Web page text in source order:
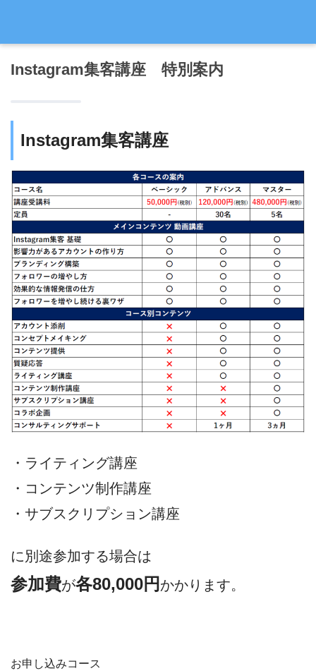
Instagram集客講座 特別案内
Instagram集客講座
・ライティング講座
・コンテンツ制作講座
・サブスクリプション講座
に別途参加する場合は
参加費が各80,000円 かかります。
お申し込みコース